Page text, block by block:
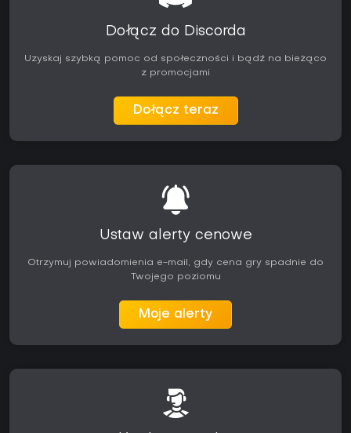
Dołącz do Discorda
Uzyskaj szybką pomoc od społeczności i bądź na bieżąco
z promocjami
Dołącz teraz
Ustaw alerty cenowe
Otrzymuj powiadomienia e-mail, gdy cena gry spadnie do
Twojego poziomu
Moje alerty